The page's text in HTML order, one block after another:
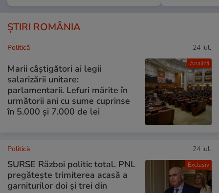
ȘTIRI ROMÂNIA
Analiză
Politică 24 iul.
Marii câștigători ai legii
salarizării unitare:
parlamentarii. Lefuri mărite în
următorii ani cu sume cuprinse
în 5.000 și 7.000 de lei
Exclusiv
Politică 24 iul.
SURSE Război politic total. PNL
pregătește trimiterea acasă a
garniturilor doi și trei din